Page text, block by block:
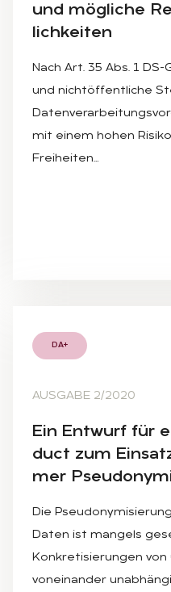
und mög­li­che
lich­kei­ten
Nach Art. 35 Abs. 1
und nichtöffentliche
mit einem hohen
Freiheiten…
DA+
AUSGABE 2/2020
Ein Ent­wurf für
duct zum
mer
Die
Daten ist mangels
Konkretisierungen
voneinander